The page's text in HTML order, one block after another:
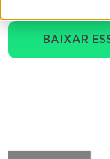
BAIXAR